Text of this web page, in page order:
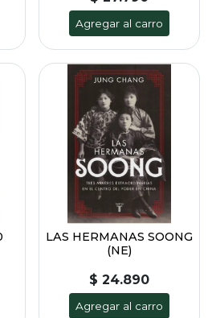
Agregar al carro
LAS HERMANAS SOONG
(NE)
$ 24.890
Agregar al carro